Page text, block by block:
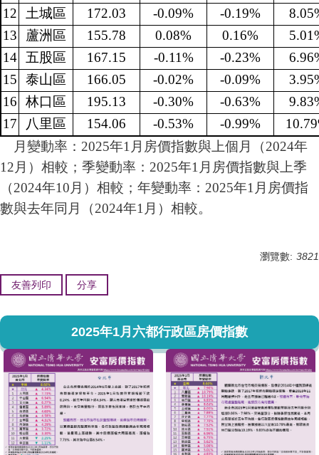
12
土城區 172.03 -0.09% -0.19%
13
蘆洲區 155.78 0.08% 0.16%
14
五股區 167.15 -0.11% -0.23%
15
泰山區 166.05 -0.02% -0.09%
16
林口區 195.13 -0.30% -0.63%
17
八里區 154.06 -0.53% -0.99%
月變動率：2025年1月房價指數與上個月（2024年
12月）相較；季變動率：2025年1月房價指數與上季
（2024年10月）相較；年變動率：2025年1月房價指
數與去年同月（2024年1月）相較。
瀏覽數: 3821
友善列印 分享
2025年1月六都行政區房價指數